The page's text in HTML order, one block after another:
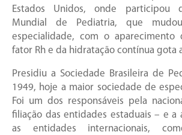
Estados Unidos, onde participou
Mundial de Pediatria, que
especialidade, com o aparecimento
fator Rh e da hidratação contínua gota
Presidiu a Sociedade Brasileira de
1949, hoje a maior sociedade de
Foi um dos responsáveis pela
filiação das entidades estaduais – e a
as entidades internacionais,